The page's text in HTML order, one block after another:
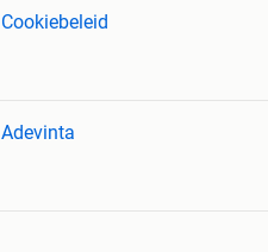
Cookiebeleid
Adevinta